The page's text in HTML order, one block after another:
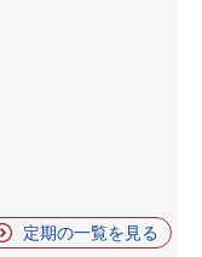
定期の一覧を見る